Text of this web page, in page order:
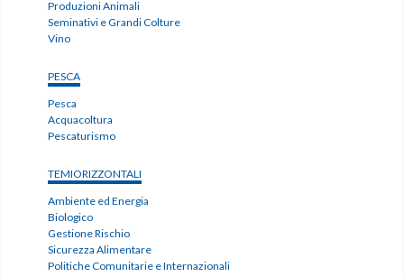
Produzioni Animali
Seminativi e Grandi Colture
Vino
PESCA
Pesca
Acquacoltura
Pescaturismo
TEMIORIZZONTALI
Ambiente ed Energia
Biologico
Gestione Rischio
Sicurezza Alimentare
Politiche Comunitarie e Internazionali